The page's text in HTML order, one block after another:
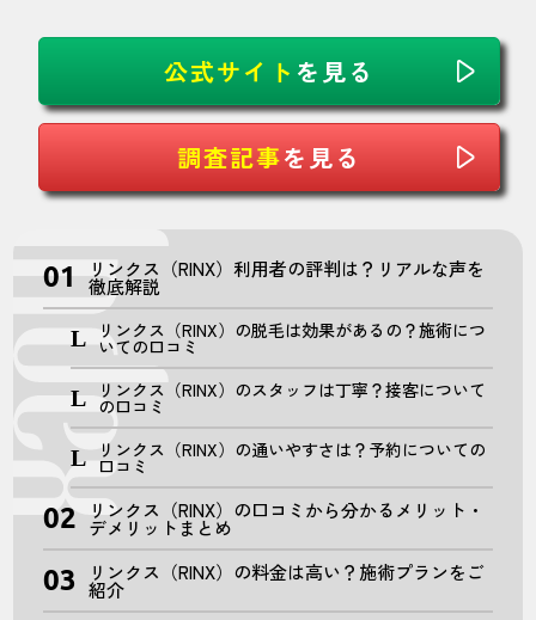
公式サイト を見る
調査記事を見る
リンクス（RINX）利用者の評判は？リアルな声を
徹底解説
リンクス（RINX）の脱毛は効果があるの？施術につ
いての口コミ
リンクス（RINX）のスタッフは丁寧？接客について
の口コミ
リンクス（RINX）の通いやすさは？予約についての
口コミ
リンクス（RINX）の口コミから分かるメリット・
デメリットまとめ
リンクス（RINX）の料金は高い？施術プランをご
紹介